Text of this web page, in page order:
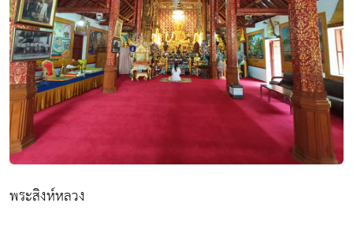
พระสิงห์หลวง